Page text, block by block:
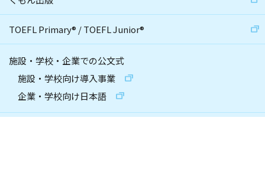
TOEFL Primary® /TOEFL Junior®
施設・学校・企業での公文式
施設・学校向け導入事業
企業・学校向け日本語